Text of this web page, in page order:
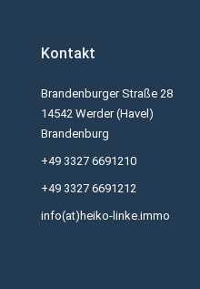
Kontakt
Brandenburger Straße 28
14542 Werder (Havel)
Brandenburg
+49 3327 6691210
+49 3327 6691212
info(at)heiko-linke.immo